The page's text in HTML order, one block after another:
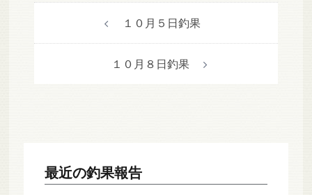
ナ
ン
１０月５日釣果
１０月８日釣果
最近の釣果報告